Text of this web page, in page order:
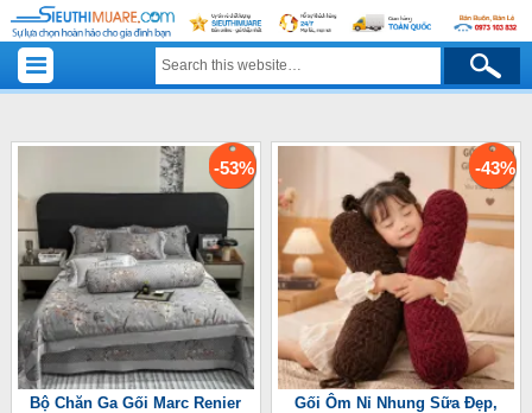
-53%
Bộ Chăn Ga Gối Marc Renier
-43%
Gối Ôm Nỉ Nhung Sữa Đẹp,